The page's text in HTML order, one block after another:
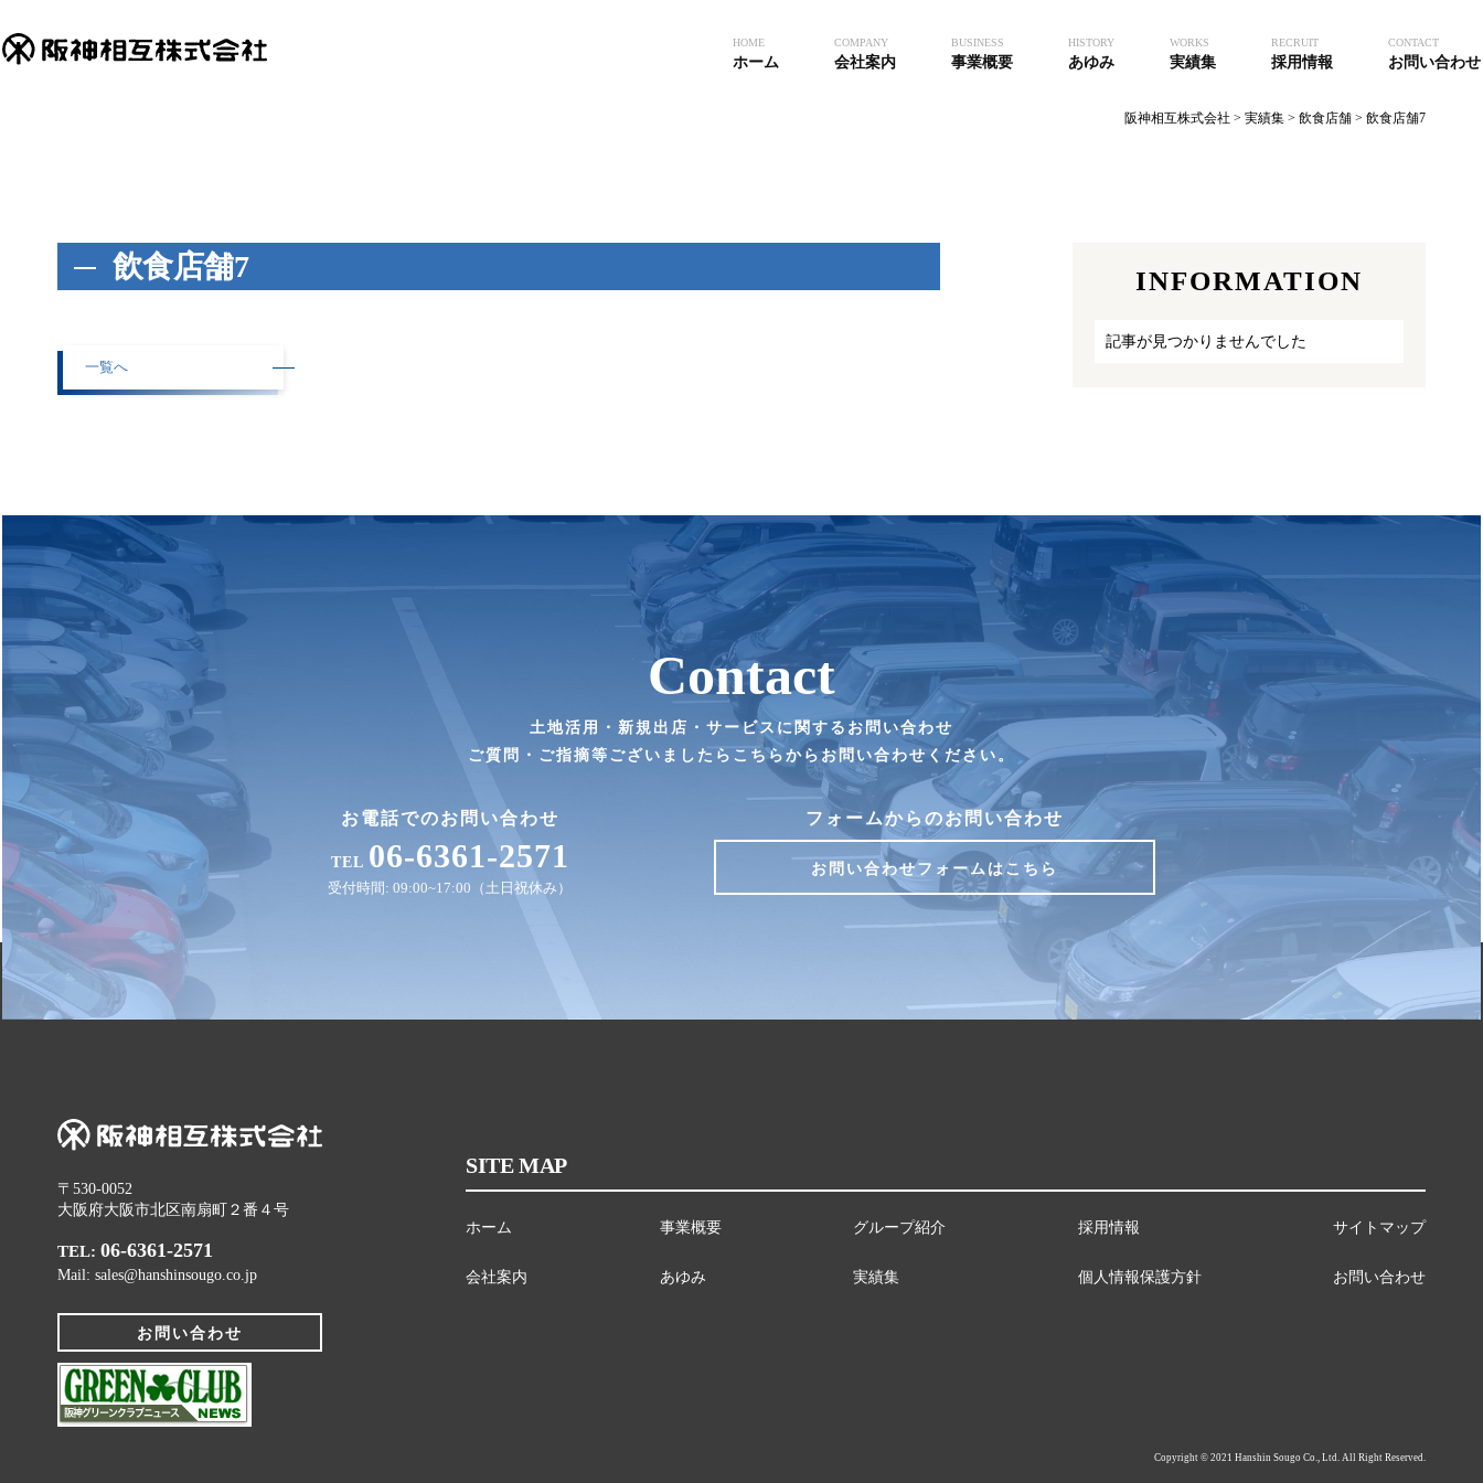
HOME
ホーム
COMPANY
会社案内
BUSINESS
事業概要
HISTORY
あゆみ
WORKS
実績集
RECRUIT
採用情報
CONTACT
お問い合わせ
阪神相互株式会社 > 実績集 > 飲食店舗 > 飲食店舗7
飲食店舗7
一覧へ
INFORMATION
記事が見つかりませんでした
Contact
土地活用・新規出店・サービスに関するお問い合わせ
ご質問・ご指摘等ございましたらこちらからお問い合わせください。
お電話でのお問い合わせ
TEL 06-6361-2571
受付時間: 09:00~17:00（土日祝休み）
フォームからのお問い合わせ
お問い合わせフォームはこちら
〒530-0052
大阪府大阪市北区南扇町２番４号
TEL: 06-6361-2571
Mail: sales@hanshinsougo.co.jp
お問い合わせ
SITE MAP
ホーム
会社案内
事業概要
あゆみ
グループ紹介
実績集
採用情報
個人情報保護方針
サイトマップ
お問い合わせ
Copyright ©︎ 2021 Hanshin Sougo Co., Ltd. All Right Reserved.